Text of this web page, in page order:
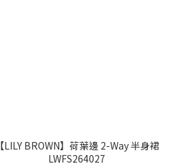
【LILY BROWN】荷葉邊 2-Way 半身裙
LWFS264027